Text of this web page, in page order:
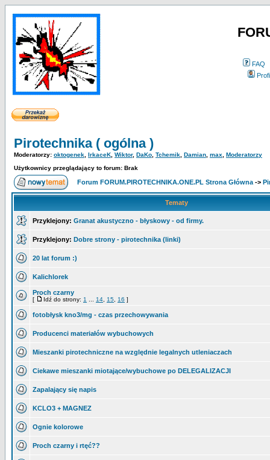
FAQ
Pirotechnika ( ogólna )
Moderatorzy: oktogenek IrkaceK Wiktor, DaKo Tchemik Damian max
Moderatorzy
Użytkownicy przeglądający to forum: Brak
Forum FORUM.PIROTECHNIKA.ONE.PL Strona Główna ->
Tematy
Przyklejony: Granat akustyczno - błyskowy - od firmy.
Przyklejony: Dobre strony - pirotechnika (linki)
20 lat forum :)
Kalichlorek
Proch czarny
[ Idź do strony: 1 14 15 16 ]
fotobłysk kno3/mg - czas przechowywania
Producenci materiałów wybuchowych
Mieszanki pirotechniczne na względnie legalnych utleniaczach
Ciekawe mieszanki miotające/wybuchowe po DELEGALIZACJI
Zapalający się napis
KCLO3 + MAGNEZ
Ognie kolorowe
Proch czarny i rtęć??